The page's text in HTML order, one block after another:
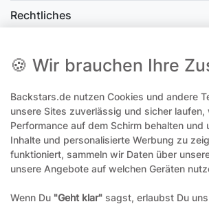
Rechtliches
office@backstars.de
Wir antworten Ihnen schnellstmöglich. An Sonn-
es evtl. zu Verzögerungen kommen.
07306 306239¹
Freitags am besten zwischen 8-12 Uhr
🍪 Wir brauchen Ihre
Backstars.de nutzen Cookies und andere
unsere Sites zuverlässig und sicher laufen,
Performance auf dem Schirm behalten und
Inhalte und personalisierte Werbung zu
funktioniert, sammeln wir Daten über
unsere Angebote auf welchen Geräten
Wenn Du "Geht klar" sagst, erlaubst Du